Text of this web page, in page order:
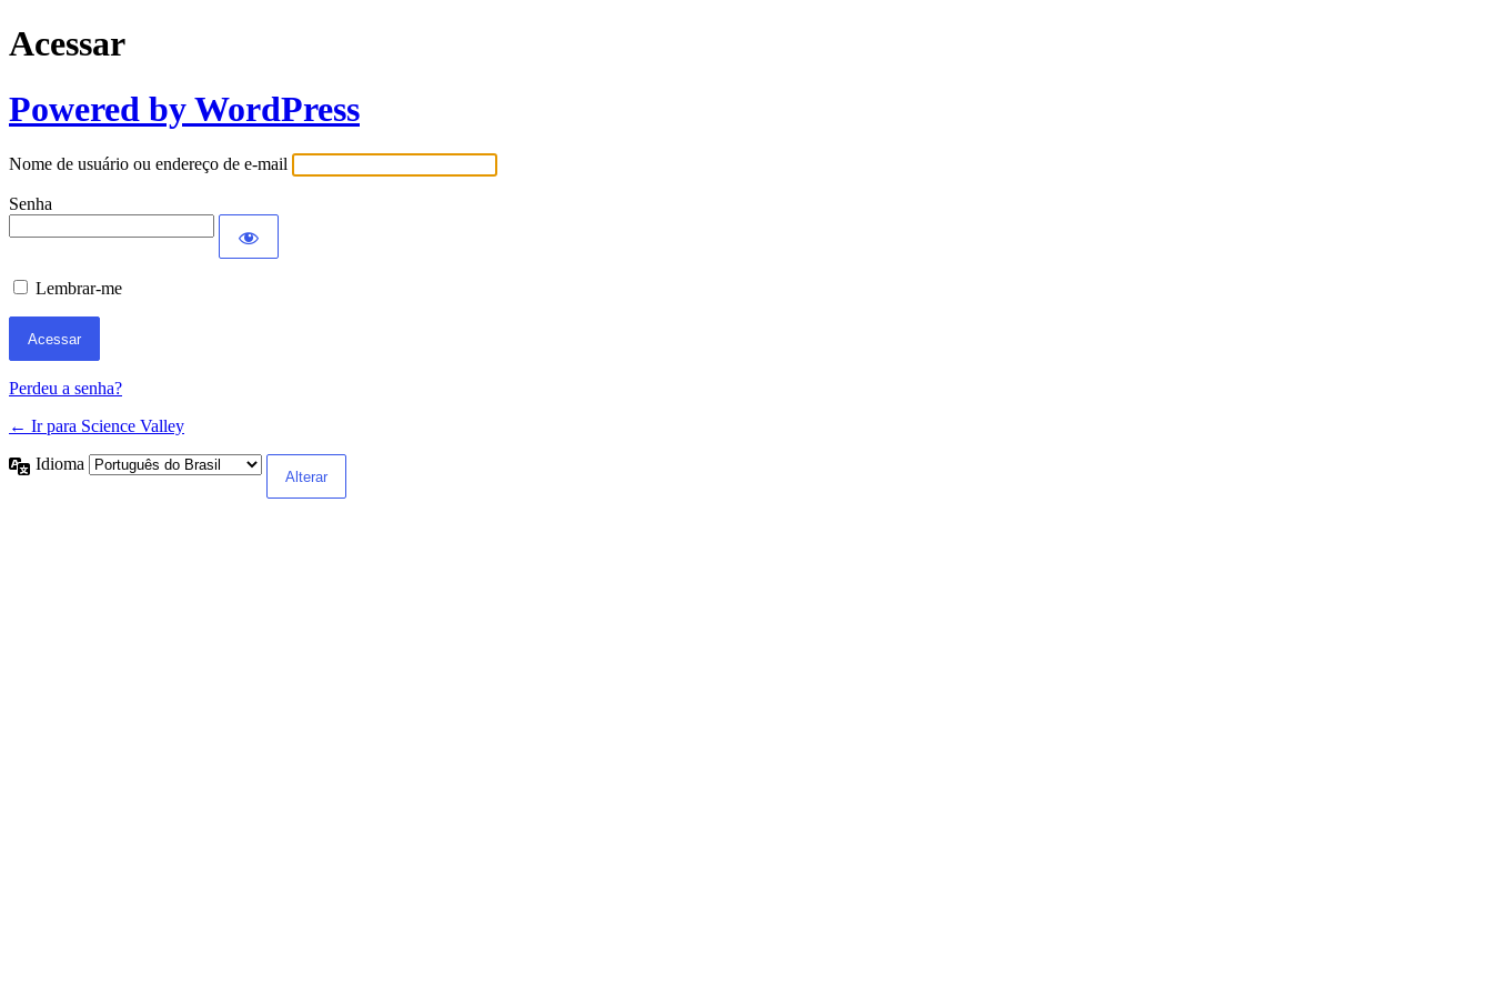
Acessar
Powered by WordPress
Nome de usuário ou endereço de e-mail
Senha
Lembrar-me
Perdeu a senha?
← Ir para Science Valley
Idioma